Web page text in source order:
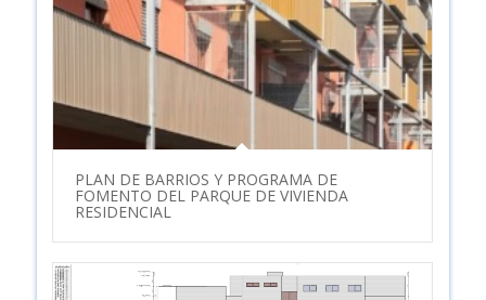
PLAN DE BARRIOS Y PROGRAMA DE
FOMENTO DEL PARQUE DE VIVIENDA
RESIDENCIAL